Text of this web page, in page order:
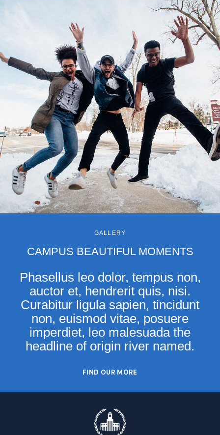
GALLERY
CAMPUS BEAUTIFUL MOMENTS
Phasellus leo dolor, tempus non,
auctor et, hendrerit quis, nisi.
Curabitur ligula sapien, tincidunt
non, euismod vitae, posuere
imperdiet, leo malesuada the
headline of origin river named.
FIND OUR MORE